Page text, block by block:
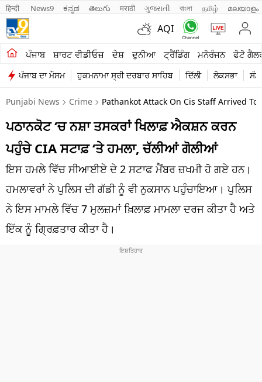
हिन्दी News9 ಕನ್ನಡ తెలుగు मराठी ગુજરાતી বাংলা தமிழ் മലയാളം
AQI
ਪੰਜਾਬ ਸ਼ਾਰਟ ਵੀਡੀਓਜ਼ ਦੇਸ਼ ਦੁਨੀਆ ਟ੍ਰੈਂਡਿੰਗ ਮਨੋਰੰਜਨ ਫੋਟੋ
ਪੰਜਾਬ ਦਾ ਮੌਸਮ ਹੁਕਮਨਾਮਾ ਸ੍ਰੀ ਦਰਬਾਰ ਸਾਹਿਬ ਦਿੱਲੀ ਲੋਕਸਭਾ
ਖੇਤੀਬਾੜੀ
ਸ਼ਾਰਟ ਵੀਡੀਓਜ਼
ਕਾਰੋਬਾਰ
ਕਰਿਅਰ
ਮਨੋਰੰਜਨ
ਦੇਸ਼
ਲਾਈਫ ਸਟਾਈਲ
ਪੰਜਾਬ
Punjabi News Crime Pathankot Attack On Cis Staff Arrived
ਪਠਾਨਕੋਟ ‘ਚ ਨਸ਼ਾ ਤਸਕਰਾਂ ਖਿਲਾਫ਼ ਐਕਸ਼ਨ ਕਰਨ
ਪਹੁੰਚੇ CIA ਸਟਾਫ਼ ‘ਤੇ ਹਮਲਾ, ਚੱਲੀਆਂ ਗੋਲੀਆਂ
ਇਸ ਹਮਲੇ ਵਿੱਚ ਸੀਆਈਏ ਦੇ 2 ਸਟਾਫ ਮੈਂਬਰ ਜ਼ਖਮੀ ਹੋ ਗਏ ਹਨ।
ਹਮਲਾਵਰਾਂ ਨੇ ਪੁਲਿਸ ਦੀ ਗੱਡੀ ਨੂੰ ਵੀ ਨੁਕਸਾਨ ਪਹੁੰਚਾਇਆ। ਪੁਲਿਸ
ਨੇ ਇਸ ਮਾਮਲੇ ਵਿੱਚ 7 ​​ਮੁਲਜ਼ਮਾਂ ਖ਼ਿਲਾਫ਼ ਮਾਮਲਾ ਦਰਜ ਕੀਤਾ ਹੈ ਅਤੇ
ਇੱਕ ਨੂੰ ਗ੍ਰਿਫ਼ਤਾਰ ਕੀਤਾ ਹੈ।